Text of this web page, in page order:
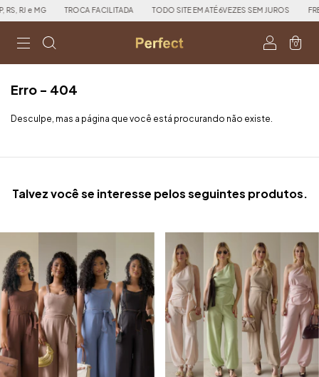
RJ e MG TROCA FACILITADA TODO SITE EM ATÉ 6VEZES SEM JUROS
0
Erro - 404
Desculpe, mas a página que você está procurando não existe.
Talvez você se interesse pelos seguintes produtos.